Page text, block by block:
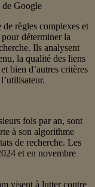
de Google
règles complexes et
déterminer la
Ils analysent
la qualité des liens
bien d’autres critères
fois par an, sont
à son algorithme
de recherche. Les
et en novembre
visent à lutter contre